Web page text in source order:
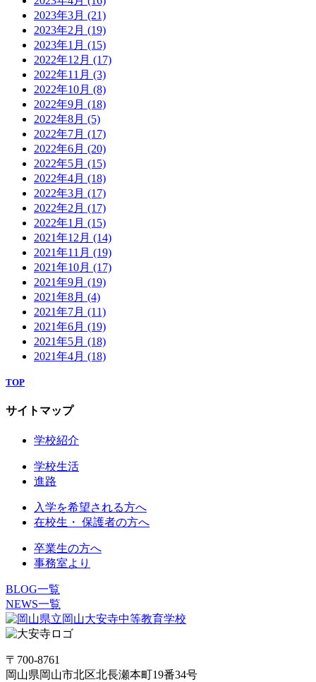
2023年3月 (21)
2023年2月 (19)
2023年1月 (15)
2022年12月 (17)
2022年11月 (3)
2022年10月 (8)
2022年9月 (18)
2022年8月 (5)
2022年7月 (17)
2022年6月 (20)
2022年5月 (15)
2022年4月 (18)
2022年3月 (17)
2022年2月 (17)
2022年1月 (15)
2021年12月 (14)
2021年11月 (19)
2021年10月 (17)
2021年9月 (19)
2021年8月 (4)
2021年7月 (11)
2021年6月 (19)
2021年5月 (18)
2021年4月 (18)
TOP
サイトマップ
学校紹介
学校生活
進路
入学を希望される方へ
在校生・ 保護者の方へ
卒業生の方へ
事務室より
BLOG一覧
NEWS一覧
〒700-8761
岡山県岡山市北区北長瀬本町19番34号